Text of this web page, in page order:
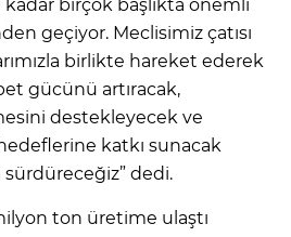
kadar birçok başlıkta önemli
geçiyor. Meclisimiz çatısı
birlikte hareket ederek
gücünü artıracak,
destekleyecek ve
katkı sunacak
sürdüreceğiz” dedi.
ton üretime ulaştı